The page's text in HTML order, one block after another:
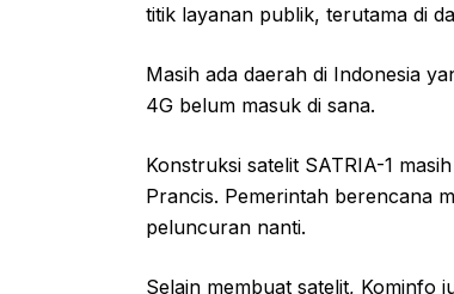
titik layanan publik, terutama di
Masih ada daerah di Indonesia
4G belum masuk di sana.
Konstruksi satelit SATRIA-1
Prancis. Pemerintah berencana
peluncuran nanti.
Selain membuat satelit, Kominfo